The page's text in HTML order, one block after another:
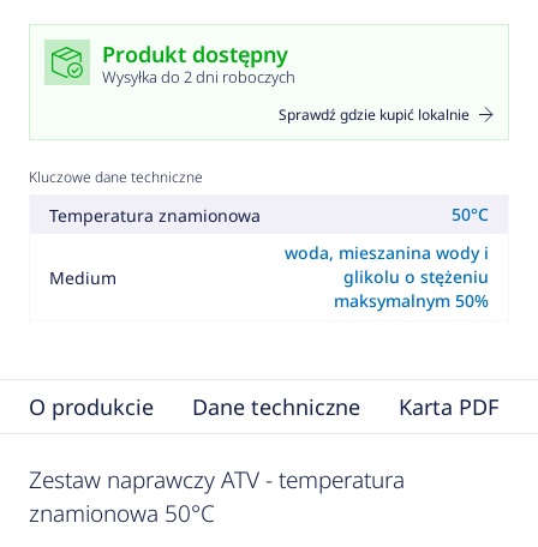
Produkt dostępny
Wysyłka do 2 dni roboczych
Sprawdź gdzie kupić lokalnie
Kluczowe dane techniczne
Temperatura znamionowa 50°C
Medium
woda, mieszanina wody i
glikolu o stężeniu
maksymalnym 50%
O produkcie Dane techniczne Karta PDF
Zestaw naprawczy ATV - temperatura
znamionowa 50°C